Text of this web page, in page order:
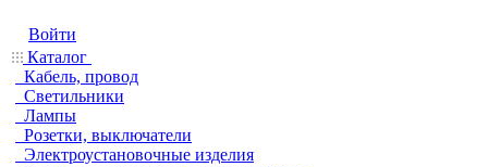
Войти
Каталог
Кабель, провод
Светильники
Лампы
Розетки, выключатели
Электроустановочные изделия